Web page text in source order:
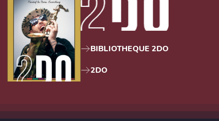
BIBLIOTHEQUE 2DO
2DO